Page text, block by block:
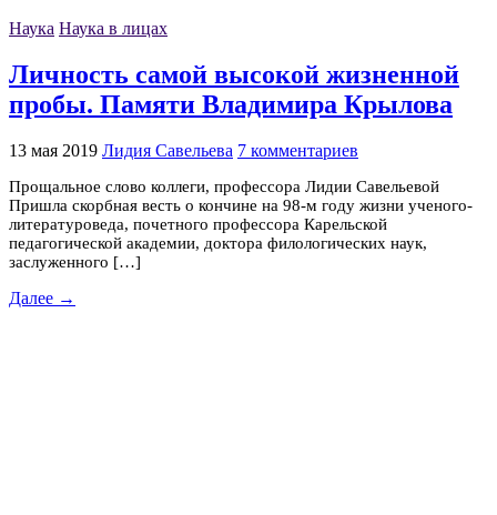
Наука Наука в лицах
Личность самой высокой жизненной
пробы. Памяти Владимира Крылова
13 мая 2019 Лидия Савельева 7 комментариев
Прощальное слово коллеги, профессора Лидии Савельевой
Пришла скорбная весть о кончине на 98-м году жизни ученого-
литературоведа, почетного профессора Карельской
педагогической академии, доктора филологических наук,
заслуженного […]
Далее →